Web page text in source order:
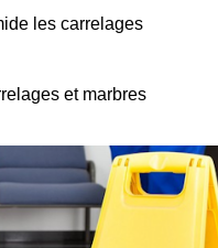
les carrelages
et marbres